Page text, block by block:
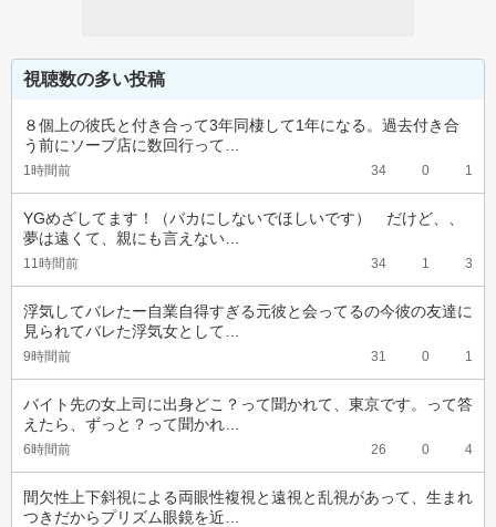
視聴数の多い投稿
８個上の彼氏と付き合って3年同棲して1年になる。過去付き合
う前にソープ店に数回行って…
1時間前 34 0 1
YGめざしてます！（バカにしないでほしいです）　だけど、、
夢は遠くて、親にも言えない…
11時間前 34 1 3
浮気してバレたー自業自得すぎる元彼と会ってるの今彼の友達に
見られてバレた浮気女として…
9時間前 31 0 1
バイト先の女上司に出身どこ？って聞かれて、東京です。って答
えたら、ずっと？って聞かれ…
6時間前 26 0 4
間欠性上下斜視による両眼性複視と遠視と乱視があって、生まれ
つきだからプリズム眼鏡を近…